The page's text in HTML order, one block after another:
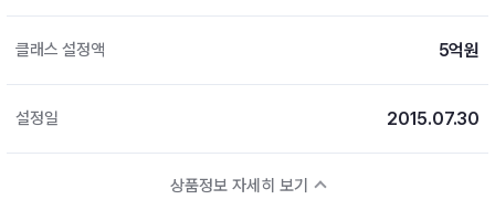
클래스 설정액 5억원
설정일 2015.07.30
상품정보 자세히 보기